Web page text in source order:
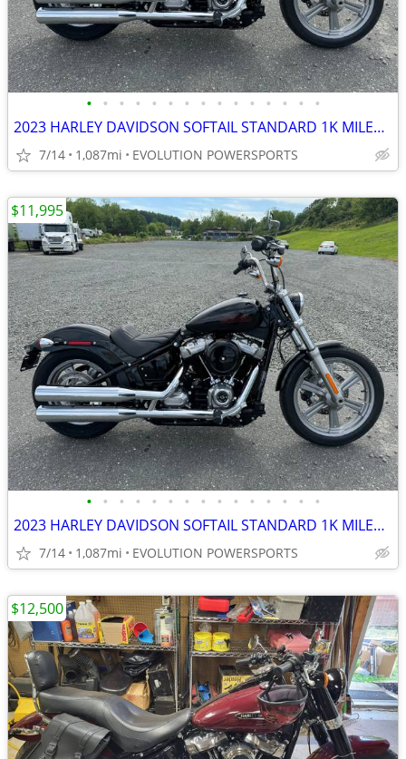
• • • • • • • • • • • • • • •
2023 HARLEY DAVIDSON SOFTAIL STANDARD 1K MILES FINANCING AVAILABLE
7/14 1,087mi EVOLUTION POWERSPORTS
• • • • • • • • • • • • • • •
2023 HARLEY DAVIDSON SOFTAIL STANDARD 1K MILES FINANCING AVAILABLE
7/14 1,087mi EVOLUTION POWERSPORTS
$11,995
$12,500